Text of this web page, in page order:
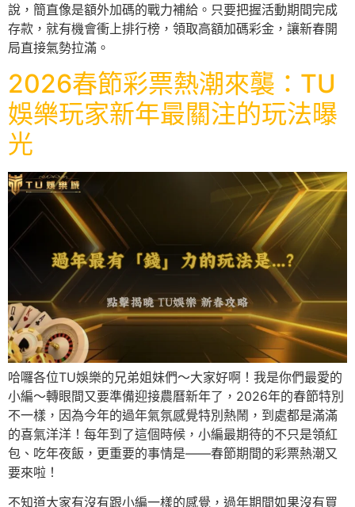
說，簡直像是額外加碼的戰力補給。只要把握活動期間完成
存款，就有機會衝上排行榜，領取高額加碼彩金，讓新春開
局直接氣勢拉滿。
2026春節彩票熱潮來襲：TU
娛樂玩家新年最關注的玩法曝
光
哈囉各位TU娛樂的兄弟姐妹們～大家好啊！我是你們最愛的
小編～轉眼間又要準備迎接農曆新年了，2026年的春節特別
不一樣，因為今年的過年氣氛感覺特別熱鬧，到處都是滿滿
的喜氣洋洋！每年到了這個時候，小編最期待的不只是領紅
包、吃年夜飯，更重要的事情是——春節期間的彩票熱潮又
要來啦！
不知道大家有沒有跟小編一樣的感覺，過年期間如果沒有買